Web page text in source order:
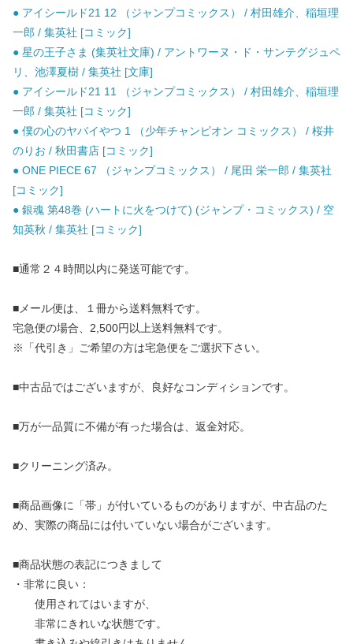
● アイシールド21 12 （ジャンプコミックス） / 村田雄介、稲垣理
一郎 / 集英社 [コミック]
● 星の王子さま (集英社文庫) / アントワーヌ・ド・サンテグジュペ
リ、池澤夏樹 / 集英社 [文庫]
● アイシールド21 11 （ジャンプコミックス） / 村田雄介、稲垣理
一郎 / 集英社 [コミック]
● 僕の心のヤバイやつ 1 （少年チャンピオン コミックス） / 桜井
のりお / 秋田書店 [コミック]
● ONE PIECE 67 （ジャンプコミックス） / 尾田 栄一郎 / 集英社
[コミック]
● 銀魂 第48巻 (ハートに火をつけて) (ジャンプ・コミックス) / 空
知英秋 / 集英社 [コミック]
■通常２４時間以内に発送可能です。
■メール便は、１冊から送料無料です。
宅急便の場合、2,500円以上送料無料です。
※「代引き」ご希望の方は宅急便をご選択下さい。
■中古品ではございますが、良好なコンディションです。
■万が一品質に不備が有った場合は、返金対応。
■クリーニング済み。
■商品画像に「帯」が付いているものがありますが、中古品のた
め、実際の商品には付いていない場合がございます。
■商品状態の表記につきまして
・非常に良い：
使用されてはいますが、
非常にきれいな状態です。